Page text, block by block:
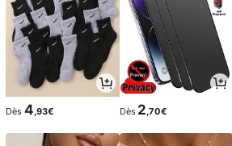
Dès 4,93€ Dès 2,70€